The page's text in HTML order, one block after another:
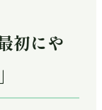
初にや